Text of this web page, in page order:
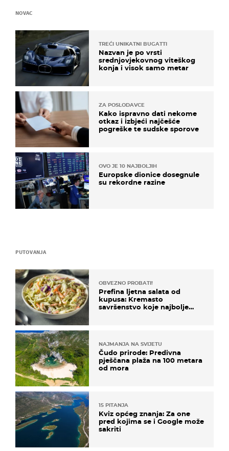
PUTOVANJA
OBVEZNO PROBATI!
Prefina ljetna salata od
kupusa: Kremasto
savršenstvo koje najbolje
NAJMANJA NA SVIJETU
Čudo prirode: Predivna
pješčana plaža na 100 metara
od mora
15 PITANJA
Kviz općeg znanja: Za one
pred kojima se i Google može
sakriti
NOVAC
TREĆI UNIKATNI BUGATTI
Nazvan je po vrsti
srednjovjekovnog viteškog
konja i visok samo metar
ZA POSLODAVCE
Kako ispravno dati nekome
otkaz i izbjeći najčešće
pogreške te sudske sporove
OVO JE 10 NAJBOLJIH
Europske dionice dosegnule
su rekordne razine